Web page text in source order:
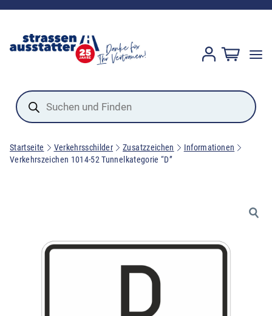
Products
search
Startseite Verkehrsschilder Zusatzzeichen
Informationen
Verkehrszeichen 1014-52 Tunnelkategorie “D”